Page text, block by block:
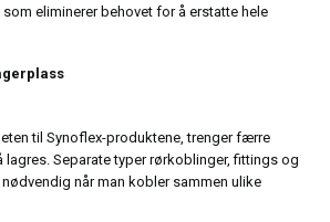
eliminerer behovet for å erstatte hele
til Synoflex-produktene, trenger færre
Separate typer rørkoblinger, fittings og
når man kobler sammen ulike